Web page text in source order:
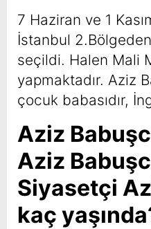
7 Haziran ve 1
İstanbul
seçildi. Halen Mali
yapmaktadır. Aziz
çocuk babasıdır,
Aziz
Aziz
Siyasetçi
kaç